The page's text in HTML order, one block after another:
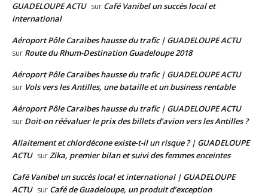
GUADELOUPE ACTU sur Café Vanibel un succès local et
international
Aéroport Pôle Caraïbes hausse du trafic | GUADELOUPE ACTU
sur Route du Rhum-Destination Guadeloupe 2018
Aéroport Pôle Caraïbes hausse du trafic | GUADELOUPE ACTU
sur Vols vers les Antilles, une bataille et un business rentable
Aéroport Pôle Caraïbes hausse du trafic | GUADELOUPE ACTU
sur Doit-on réévaluer le prix des billets d’avion vers les Antilles ?
Allaitement et chlordécone existe-t-il un risque ? | GUADELOUPE
ACTU surZika, premier bilan et suivi des femmes enceintes
Café Vanibel un succès local et international | GUADELOUPE
ACTU sur Café de Guadeloupe, un produit d’exception